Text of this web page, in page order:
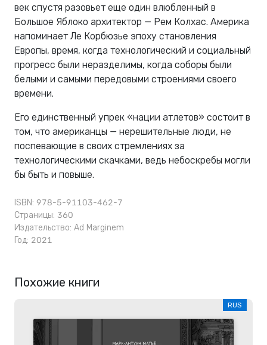
век спустя разовьет еще один влюбленный в
Большое Яблоко архитектор — Рем Колхас. Америка
напоминает Ле Корбюзье эпоху становления
Европы, время, когда технологический и социальный
прогресс были неразделимы, когда соборы были
белыми и самыми передовыми строениями своего
времени.
Его единственный упрек «нации атлетов» состоит в
том, что американцы — нерешительные люди, не
поспевающие в своих стремлениях за
технологическими скачками, ведь небоскребы могли
бы быть и повыше.
ISBN: 978-5-91103-462-7
Страницы: 360
Издательство: Ad Marginem
Год: 2021
Похожие книги
RUS